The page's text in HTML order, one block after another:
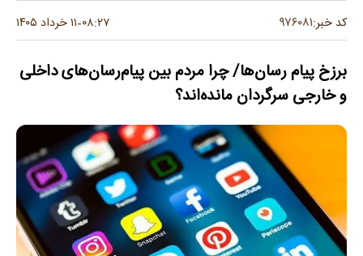
کد خبر:۹۷۶۰۸۱ ۰۸:۲۷-۱۱ خرداد ۱۴۰۵
برزخ پیام ‌رسان‌ها/ چرا مردم بین پیام‌رسان‌های داخلی
و خارجی سرگردان مانده‌اند؟